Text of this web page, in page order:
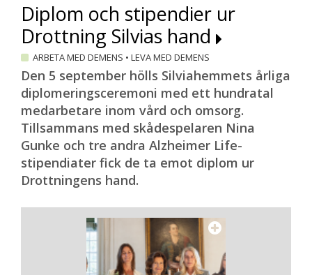
Diplom och stipendier ur
Drottning Silvias hand
ARBETA MED DEMENS • LEVA MED DEMENS
Den 5 september hölls Silviahemmets årliga
diplomeringsceremoni med ett hundratal
medarbetare inom vård och omsorg.
Tillsammans med skådespelaren Nina
Gunke och tre andra Alzheimer Life-
stipendiater fick de ta emot diplom ur
Drottningens hand.